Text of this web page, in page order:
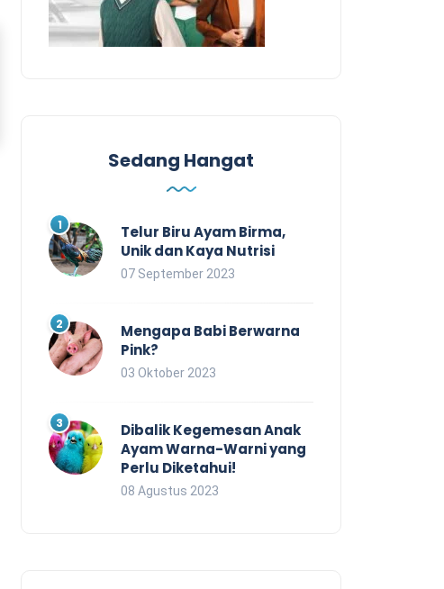
Sedang Hangat
Telur Biru Ayam Birma,
Unik dan Kaya Nutrisi
07 September 2023
Mengapa Babi Berwarna
Pink?
03 Oktober 2023
Dibalik Kegemesan Anak
Ayam Warna-Warni yang
Perlu Diketahui!
08 Agustus 2023